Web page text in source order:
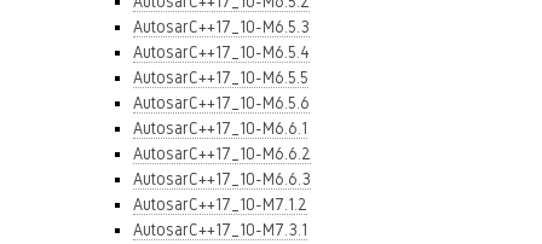
AutosarC++17_10-M6.5.3
AutosarC++17_10-M6.5.4
AutosarC++17_10-M6.5.5
AutosarC++17_10-M6.5.6
AutosarC++17_10-M6.6.1
AutosarC++17_10-M6.6.2
AutosarC++17_10-M6.6.3
AutosarC++17_10-M7.1.2
AutosarC++17_10-M7.3.1